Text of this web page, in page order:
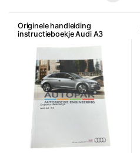
Originele handleiding
instructieboekje Audi A3